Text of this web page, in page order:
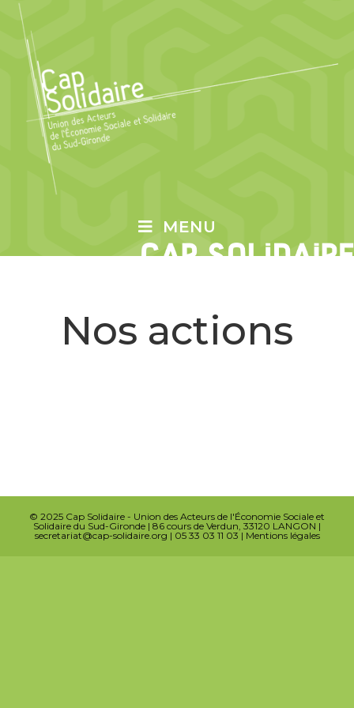
MENU
Nos actions
© 2025 Cap Solidaire - Union des Acteurs de l'Économie Sociale et
Solidaire du Sud-Gironde | 86 cours de Verdun, 33120 LANGON |
secretariat@cap-solidaire.org | 05 33 03 11 03 | Mentions légales